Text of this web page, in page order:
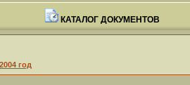
КАТАЛОГ ДОКУМЕНТОВ
2004 год